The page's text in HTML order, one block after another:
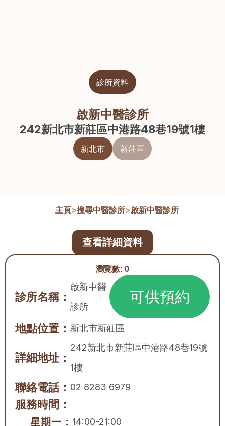
診所資料
啟新中醫診所
242新北市新莊區中港路48巷19號1樓
新北市 新莊區
主頁>搜尋中醫診所>啟新中醫診所
瀏覽數: 0
診所名稱：
啟新中醫
診所
可供預約
地點位置： 新北市新莊區
詳細地址：
242新北市新莊區中港路48巷19號
1樓
聯絡電話： 02 8283 6979
服務時間：
星期一： 14:00-21:00
查看詳細資料